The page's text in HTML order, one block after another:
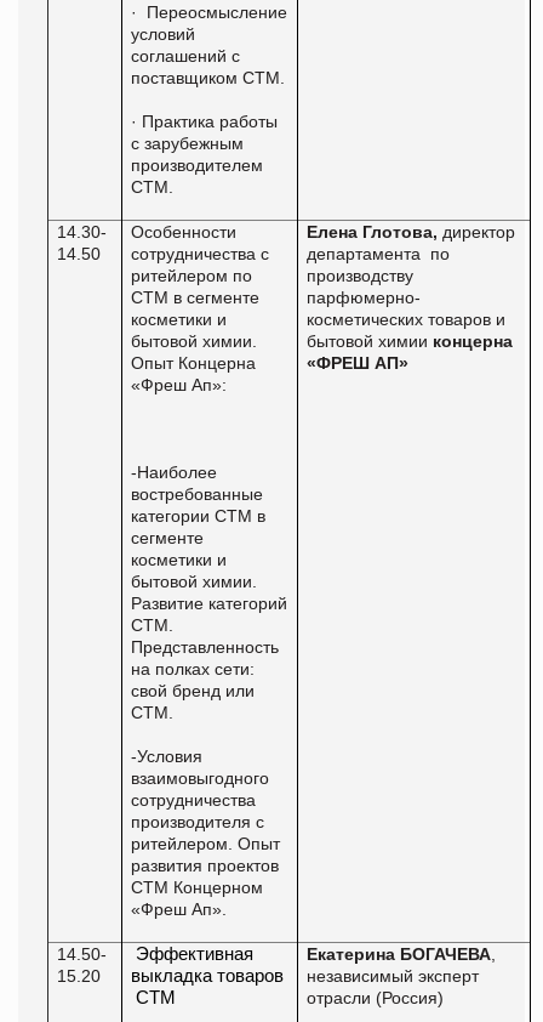
·
Переосмысление
условий
соглашений с
поставщиком СТМ.
· Практика работы
с зарубежным
производителем
СТМ.
14.30-
14.50
Особенности
сотрудничества с
ритейлером по
СТМ в сегменте
косметики и
бытовой химии.
Опыт Концерна
«Фреш Ап»:
-Наиболее
востребованные
категории СТМ в
сегменте
косметики и
бытовой химии.
Развитие категорий
СТМ.
Представленность
на полках сети:
свой бренд или
СТМ.
-Условия
взаимовыгодного
сотрудничества
производителя с
ритейлером.Опыт
развития проектов
СТМ Концерном
«Фреш Ап».
Елена Глотова, директор
департамента
по
производству
парфюмерно-
косметических товаров и
бытовой химии концерна
«ФРЕШ АП»
14.50-
15.20
Эффективная
выкладкатоваров
СТМ
Екатерина БОГАЧЕВА
независимый эксперт
отрасли (Россия)